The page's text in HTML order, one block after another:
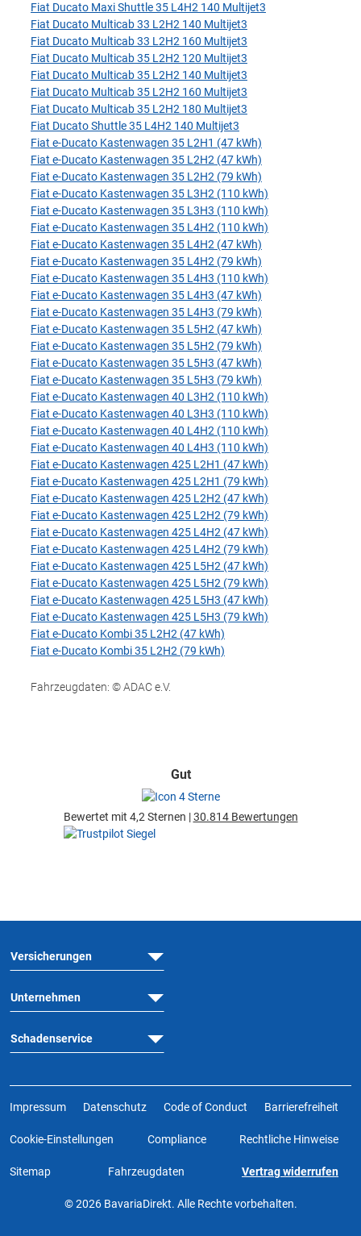
Fiat Ducato Maxi Shuttle 35 L4H2 140 Multijet3
Fiat Ducato Multicab 33 L2H2 140 Multijet3
Fiat Ducato Multicab 33 L2H2 160 Multijet3
Fiat Ducato Multicab 35 L2H2 120 Multijet3
Fiat Ducato Multicab 35 L2H2 140 Multijet3
Fiat Ducato Multicab 35 L2H2 160 Multijet3
Fiat Ducato Multicab 35 L2H2 180 Multijet3
Fiat Ducato Shuttle 35 L4H2 140 Multijet3
Fiat e-Ducato Kastenwagen 35 L2H1 (47 kWh)
Fiat e-Ducato Kastenwagen 35 L2H2 (47 kWh)
Fiat e-Ducato Kastenwagen 35 L2H2 (79 kWh)
Fiat e-Ducato Kastenwagen 35 L3H2 (110 kWh)
Fiat e-Ducato Kastenwagen 35 L3H3 (110 kWh)
Fiat e-Ducato Kastenwagen 35 L4H2 (110 kWh)
Fiat e-Ducato Kastenwagen 35 L4H2 (47 kWh)
Fiat e-Ducato Kastenwagen 35 L4H2 (79 kWh)
Fiat e-Ducato Kastenwagen 35 L4H3 (110 kWh)
Fiat e-Ducato Kastenwagen 35 L4H3 (47 kWh)
Fiat e-Ducato Kastenwagen 35 L4H3 (79 kWh)
Fiat e-Ducato Kastenwagen 35 L5H2 (47 kWh)
Fiat e-Ducato Kastenwagen 35 L5H2 (79 kWh)
Fiat e-Ducato Kastenwagen 35 L5H3 (47 kWh)
Fiat e-Ducato Kastenwagen 35 L5H3 (79 kWh)
Fiat e-Ducato Kastenwagen 40 L3H2 (110 kWh)
Fiat e-Ducato Kastenwagen 40 L3H3 (110 kWh)
Fiat e-Ducato Kastenwagen 40 L4H2 (110 kWh)
Fiat e-Ducato Kastenwagen 40 L4H3 (110 kWh)
Fiat e-Ducato Kastenwagen 425 L2H1 (47 kWh)
Fiat e-Ducato Kastenwagen 425 L2H1 (79 kWh)
Fiat e-Ducato Kastenwagen 425 L2H2 (47 kWh)
Fiat e-Ducato Kastenwagen 425 L2H2 (79 kWh)
Fiat e-Ducato Kastenwagen 425 L4H2 (47 kWh)
Fiat e-Ducato Kastenwagen 425 L4H2 (79 kWh)
Fiat e-Ducato Kastenwagen 425 L5H2 (47 kWh)
Fiat e-Ducato Kastenwagen 425 L5H2 (79 kWh)
Fiat e-Ducato Kastenwagen 425 L5H3 (47 kWh)
Fiat e-Ducato Kastenwagen 425 L5H3 (79 kWh)
Fiat e-Ducato Kombi 35 L2H2 (47 kWh)
Fiat e-Ducato Kombi 35 L2H2 (79 kWh)
Fahrzeugdaten: © ADAC e.V.
Gut
Bewertet mit 4,2 Sternen |30.814 Bewertungen
Versicherungen
Unternehmen
Schadenservice
Impressum Datenschutz Code of Conduct Barrierefreiheit
Cookie-Einstellungen Compliance Rechtliche Hinweise
Sitemap Fahrzeugdaten Vertrag widerrufen
© 2026 BavariaDirekt. Alle Rechte vorbehalten.